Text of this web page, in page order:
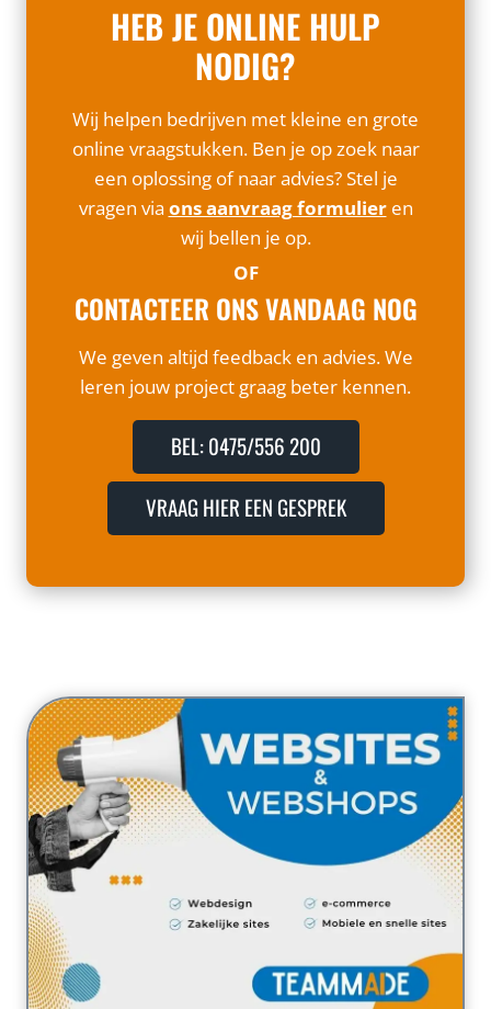
HEB JE ONLINE HULP
NODIG?
Wij helpen bedrijven met kleine en grote
online vraagstukken. Ben je op zoek naar
een oplossing of naar advies? Stel je
vragen via ons aanvraag formulieren
wij bellen je op.
OF
CONTACTEER ONS VANDAAG NOG
We geven altijd feedback en advies. We
leren jouw project graag beter kennen.
BEL: 0475/556 200
VRAAG HIER EEN GESPREK